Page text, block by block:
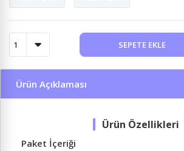
SEPETE EKLE
Ürün Açıklaması
Paket İçeriği